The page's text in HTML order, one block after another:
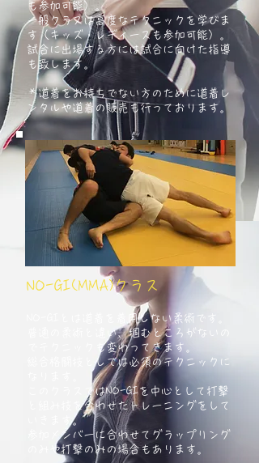
も参加可能）。
​一般クラスは高度なテクニックを学びま
す（キッズ・レディースも参加可能）。
試合に出場する方には試合に向けた指導
も致します。
＊道着をお持ちでない方のために道着レ
ンタルや道着の販売も行っております。
NO-GI(MMA)クラス
NO-GIとは道着を着用しない柔術です。
普通の柔術と違い、掴むところがないの
でテクニックも変わってきます。
総合格闘技としては必須のテクニックに
このクラスではNO-GIを中心として打撃
と組み技を合わせたトレーニングをして
いきます。
​参加メンバーに合わせてグラップリング
のみや打撃のみの場合もあります。